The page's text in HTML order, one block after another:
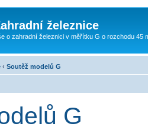
železnice
o zahradní železnici v měřítku G o rozchodu 45
‹ Soutěž modelů G
G